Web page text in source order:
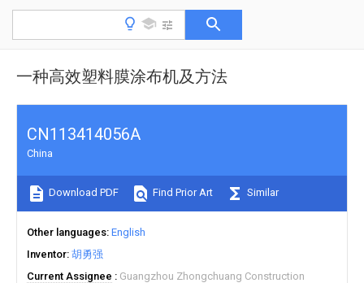
一种高效塑料膜涂布机及方法
CN113414056A
China
Download PDF Find Prior Art Similar
Other languages English
Inventor 胡勇强
Current Assignee
Guangzhou Zhongchuang Construction